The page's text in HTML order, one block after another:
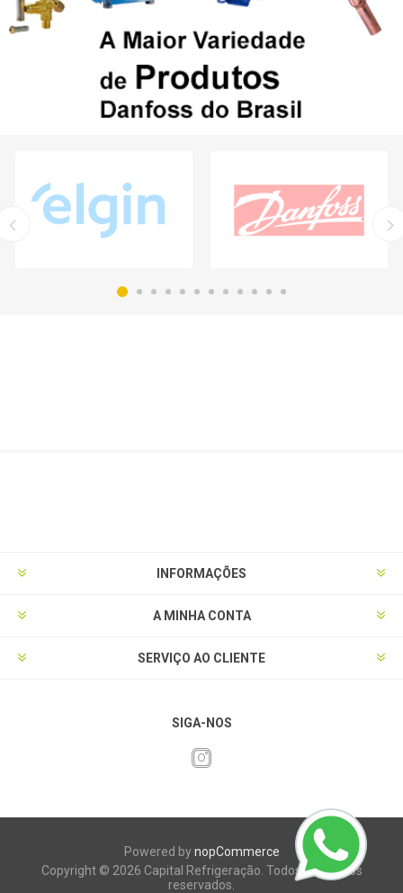
INFORMAÇÕES
A MINHA CONTA
SERVIÇO AO CLIENTE
SIGA-NOS
Powered bynopCommerce
Copyright © 2026 Capital Refrigeração. Todos os direitos
reservados.